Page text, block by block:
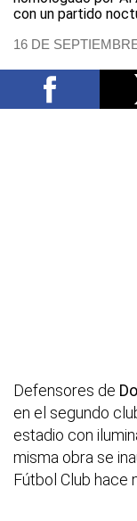
con un partido
16 DE
Defensores de
en el segundo
estadio con
misma obra se
Fútbol Club hace